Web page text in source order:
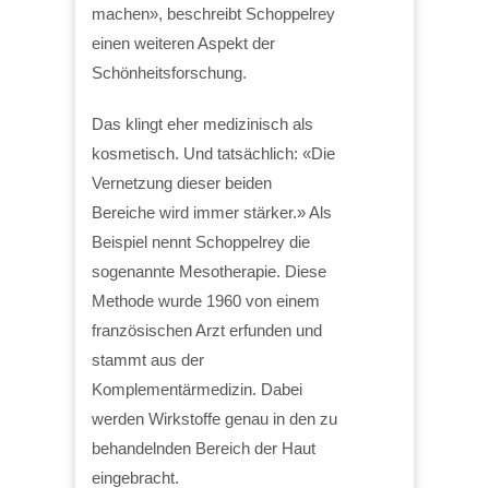
machen», beschreibt Schoppelrey
einen weiteren Aspekt der
Schönheitsforschung.
Das klingt eher medizinisch als
kosmetisch. Und tatsächlich: «Die
Vernetzung dieser beiden
Bereiche wird immer stärker.» Als
Beispiel nennt Schoppelrey die
sogenannte Mesotherapie. Diese
Methode wurde 1960 von einem
französischen Arzt erfunden und
stammt aus der
Komplementärmedizin. Dabei
werden Wirkstoffe genau in den zu
behandelnden Bereich der Haut
eingebracht.